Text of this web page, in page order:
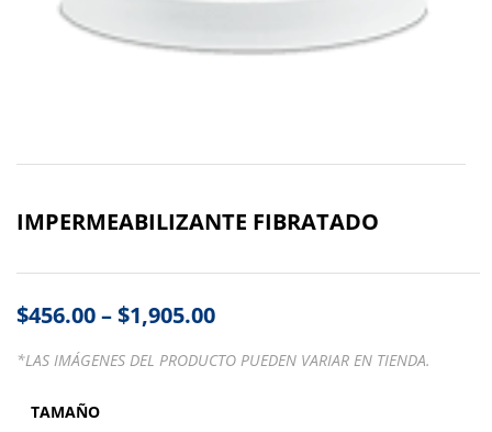
IMPERMEABILIZANTE FIBRATADO
$456.00–$1,905.00
*LAS IMÁGENES DEL PRODUCTO PUEDEN VARIAR EN TIENDA.
TAMAÑO